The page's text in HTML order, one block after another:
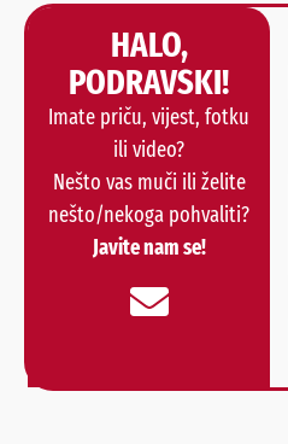
HALO,
PODRAVSKI!
Imate priču, vijest, fotku
ili video?
Nešto vas muči ili želite
nešto/nekoga pohvaliti?
Javite nam se!